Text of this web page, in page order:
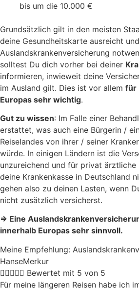
bis um die 10.000 €
Grundsätzlich gilt in den meisten
deine Gesundheitskarte ausreicht
Auslandskrankenversicherung
solltest Du dich vorher bei deiner
informieren, inwieweit deine
im Ausland gilt. Dies ist vor allem für
Europas sehr wichtig.
Gut zu wissen: Im Falle einer
erstattet, was auch eine Bürgerin /
Reiselandes von ihrer / seiner
würde. In einigen Ländern ist die
unzureichend und für privat ärztliche
deine Krankenkasse in Deutschland
gehen also zu deinen Lasten, wenn
nicht zusätzlich versicherst.
⇒ Eine
innerhalb Europas sehr sinnvoll.
Meine Empfehlung:
HanseMerkur
 Bewertet mit 5 von 5
Für meine längeren Reisen habe ich